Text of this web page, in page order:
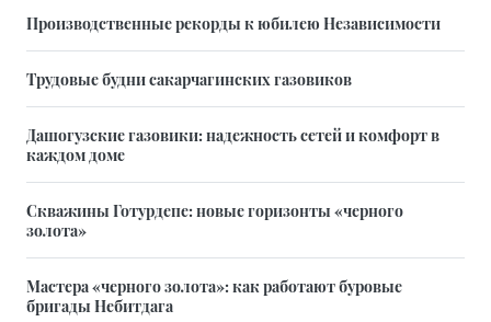
Производственные рекорды к юбилею Независимости
Трудовые будни сакарчагинских газовиков
Дашогузские газовики: надежность сетей и комфорт в
каждом доме
Скважины Готурдепе: новые горизонты «черного
золота»
Мастера «черного золота»: как работают буровые
бригады Небитдага